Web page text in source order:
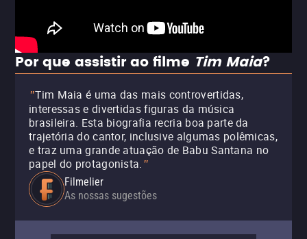
Por que assistir ao filme Tim Maia?
"Tim Maia é uma das mais controvertidas,
interessas e divertidas figuras da música
brasileira. Esta biografia recria boa parte da
trajetória do cantor, inclusive algumas polêmicas,
e traz uma grande atuação de Babu Santana no
papel do protagonista. "
Filmelier
As nossas sugestões